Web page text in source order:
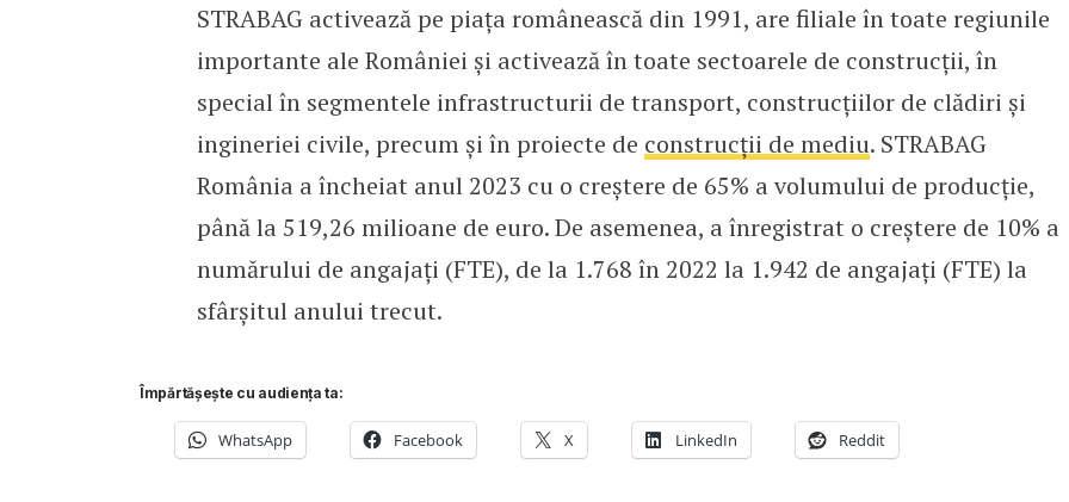
STRABAG activează pe piața românească din 1991, are filiale în toate regiunile
importante ale României și activează în toate sectoarele de construcții, în
special în segmentele infrastructurii de transport, construcțiilor de clădiri și
ingineriei civile, precum și în proiecte de construcții de mediu. STRABAG
România a încheiat anul 2023 cu o creștere de 65% a volumului de producție,
până la 519,26 milioane de euro. De asemenea, a înregistrat o creștere de 10% a
numărului de angajați (FTE), de la 1.768 în 2022 la 1.942 de angajați (FTE) la
sfârșitul anului trecut.
Împărtășește cu audiența ta:
WhatsApp Facebook X LinkedIn Reddit